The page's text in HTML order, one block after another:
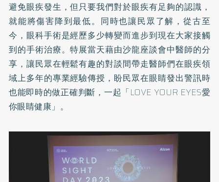
避免眼疾發生，但只要我們對於眼疾有足夠的認識，
就能將傷害降到最低。同時也讓民眾了解，從古至
今，眼科手術是經歷多少轉變而進步到現在大家接觸
到的手術治療。特展當天藉由沙龍座談會中醫師的分
享，讓民眾在輕鬆有趣的對談間帶走醫師們在眼疾領
域上多年的專業經驗傳授，盼民眾在眼睛發出警訊時
也能即時的做正確判斷，一起「LOVE YOUR EYES愛
你眼睛健康」。